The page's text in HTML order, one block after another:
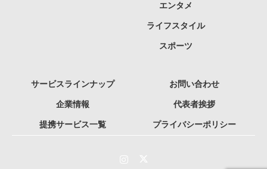
エンタメ
ライフスタイル
スポーツ
サービスラインナップ お問い合わせ
企業情報 代表者挨拶
提携サービス一覧 プライバシーポリシー